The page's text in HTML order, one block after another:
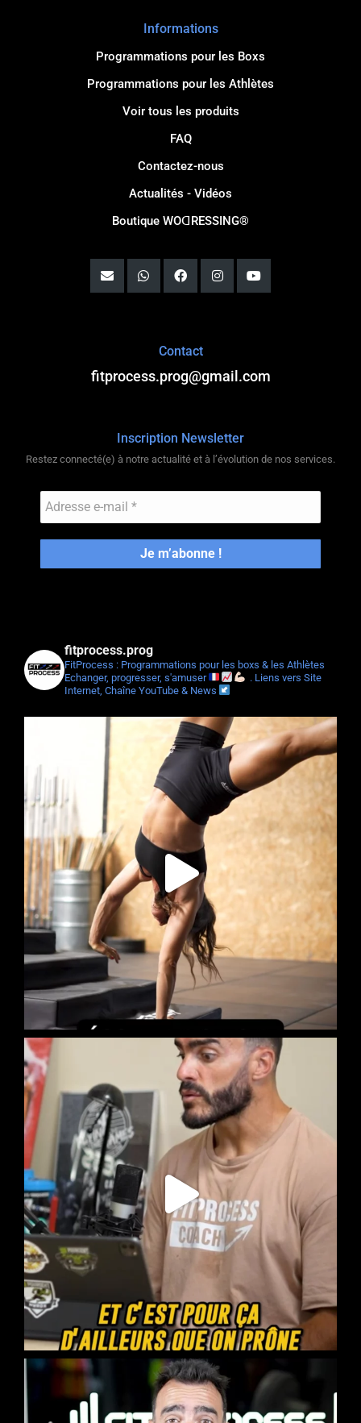
Informations
Programmations pour les Boxs
Programmations pour les Athlètes
Voir tous les produits
FAQ
Contactez-nous
Actualités - Vidéos
Boutique WOꓷRESSING®
Contact
fitprocess.prog@gmail.com
Inscription Newsletter
Restez connecté(e) à notre actualité et à l’évolution de nos services.
fitprocess.prog
FitProcess : Programmations pour les boxs & les Athlètes
Echanger, progresser, s'amuser
. Liens vers Site
Internet, Chaîne YouTube & News